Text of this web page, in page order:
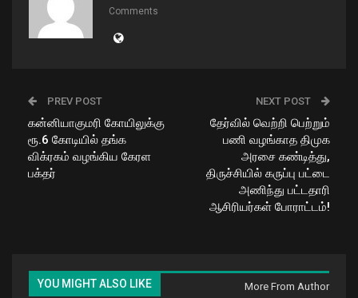
Comments
PREV POST
கன்னியாகுமரி கோயிலுக்கு
ரூ.6 கோடியில் தங்க
விக்ரகம் வழங்கிய கேரள
பக்தர்
NEXT POST
தேர்வில் வெற்றி பெற்றும்
பணி வழங்காத திமுக
அரசை கண்டித்து,
திருச்சியில் கருப்பு பட்டை
அணிந்து பட்டதாரி
ஆசிரியர்கள் போராட்டம்!
YOU MIGHT ALSO LIKE More From Author